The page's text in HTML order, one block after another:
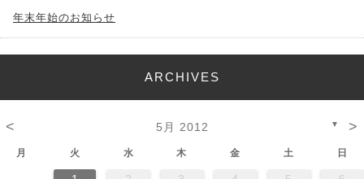
年末年始のお知らせ
ARCHIVES
< 5月 2012 ▼ >
月 火 水 木 金 土 日